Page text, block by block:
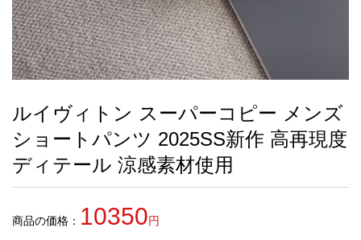
最
新
製
品
お
す
す
め
商
ルイヴィトン スーパーコピー メンズ
ショートパンツ 2025SS新作 高再現度
ディテール 涼感素材使用
商品の価格： 10350円